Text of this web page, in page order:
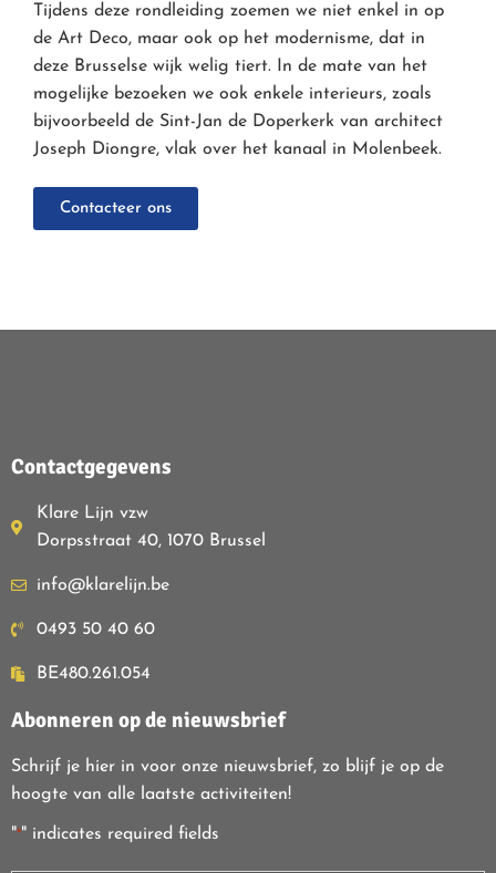
Tijdens deze rondleiding zoemen we niet enkel in op
de Art Deco, maar ook op het modernisme, dat in
deze Brusselse wijk welig tiert. In de mate van het
mogelijke bezoeken we ook enkele interieurs, zoals
bijvoorbeeld de Sint-Jan de Doperkerk van architect
Joseph Diongre, vlak over het kanaal in Molenbeek.
Contacteer ons
Contactgegevens
Klare Lijn vzw
Dorpsstraat 40, 1070 Brussel
info@klarelijn.be
0493 50 40 60
BE480.261.054
Abonneren op de nieuwsbrief
Schrijf je hier in voor onze nieuwsbrief, zo blijf je op de
hoogte van alle laatste activiteiten!
"*" indicates required fields